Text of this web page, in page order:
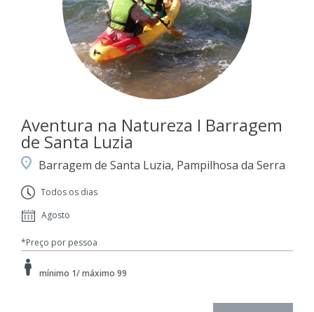
Aventura na Natureza I Barragem
de Santa Luzia
Barragem de Santa Luzia, Pampilhosa da Serra
Todos os dias
Agosto
*Preço por pessoa
mínimo 1/ máximo 99